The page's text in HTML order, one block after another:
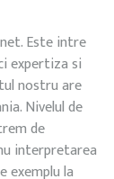
Este intre
expertiza si
nostru are
Nivelul de
de
interpretarea
exemplu la